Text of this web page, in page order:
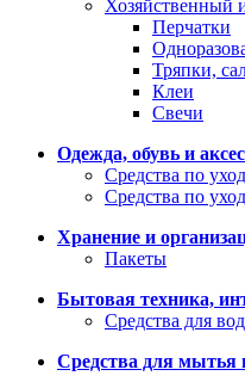
Хозяйственный
Перчатки
Тряпки,
Клеи
Свечи
Одежда, обувь и
Средства по
Средства по
Хранение и
Пакеты
Бытовая техника,
Средства для
Средства для мытья